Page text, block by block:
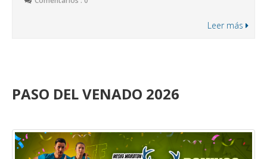
Leer más
PASO DEL VENADO 2026